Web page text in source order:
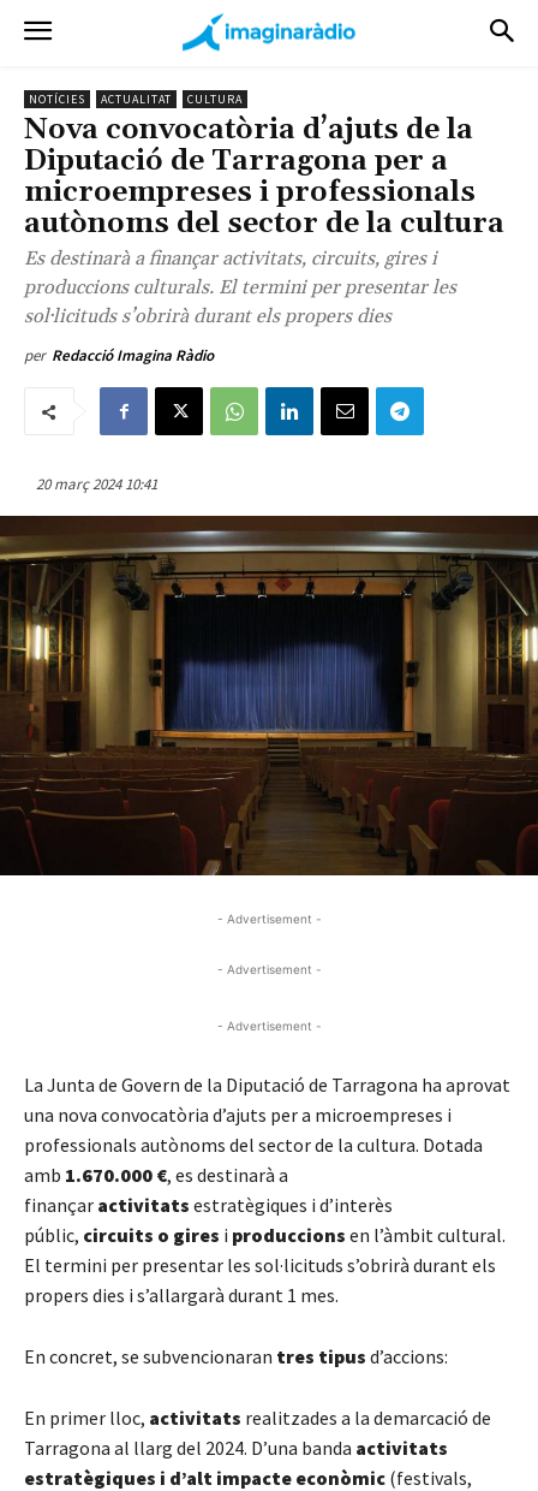
NOTÍCIES ACTUALITAT CULTURA
Nova convocatòria d’ajuts de la
Diputació de Tarragona per a
microempreses i professionals
autònoms del sector de la cultura
Es destinarà a finançar activitats, circuits, gires i
produccions culturals. El termini per presentar les
sol·licituds s’obrirà durant els propers dies
per Redacció Imagina Ràdio
20 març 2024 10:41
- Advertisement -
- Advertisement -
- Advertisement -
La Junta de Govern de la Diputació de Tarragona ha aprovat
una nova convocatòria d’ajuts per a microempreses i
professionals autònoms del sector de la cultura. Dotada
amb 1.670.000 €, es destinarà a
finançar activitats estratègiques i d’interès
públic, circuits o gires i produccions en l’àmbit cultural.
El termini per presentar les sol·licituds s’obrirà durant els
propers dies i s’allargarà durant 1 mes.
En concret, se subvencionaran tres tipus d’accions:
En primer lloc, activitats realitzades a la demarcació de
Tarragona al llarg del 2024. D’una banda activitats
estratègiques i d’alt impacte econòmic (festivals,